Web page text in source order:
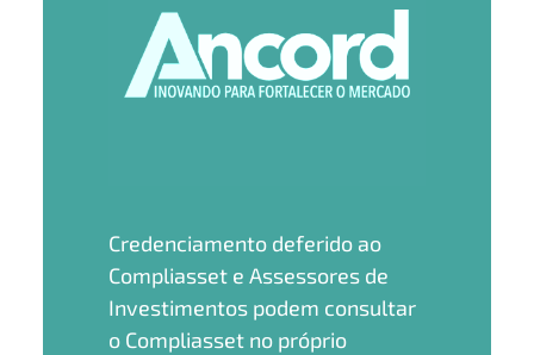
Credenciamento deferido ao
Compliasset e Assessores de
Investimentos podem consultar
o Compliasset no próprio